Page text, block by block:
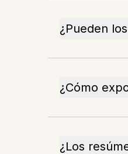
¿Pueden
¿Cómo
¿Los